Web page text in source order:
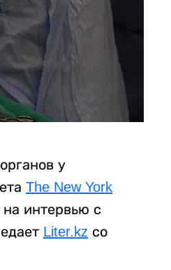
у
The New York
на интервью с
Liter.kz со